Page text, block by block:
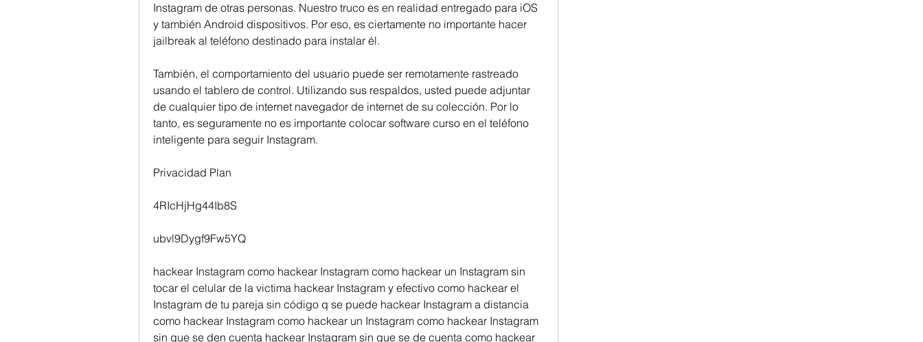
Instagram de otras personas. Nuestro truco es en realidad entregado para iOS
y también Android dispositivos. Por eso, es ciertamente no importante hacer
jailbreak al teléfono destinado para instalar él.
También, el comportamiento del usuario puede ser remotamente rastreado
usando el tablero de control. Utilizando sus respaldos, usted puede adjuntar
de cualquier tipo de internet navegador de internet de su colección. Por lo
tanto, es seguramente no es importante colocar software curso en el teléfono
inteligente para seguir Instagram.
Privacidad Plan
4RIcHjHg44Ib8S
ubvl9Dygf9Fw5YQ
hackear Instagram como hackear Instagram como hackear un Instagram sin
tocar el celular de la victima hackear Instagram y efectivo como hackear el
Instagram de tu pareja sin código q se puede hackear Instagram a distancia
como hackear Instagram como hackear un Instagram como hackear Instagram
sin que se den cuenta hackear Instagram sin que se de cuenta como hackear